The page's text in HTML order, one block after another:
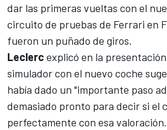
dar las primeras vueltas con el
circuito de pruebas de Ferrari en
fueron un puñado de giros.
Leclercexplicó en la
simulador con el nuevo coche
había dado un "importante paso
demasiado pronto para decir si el
perfectamente con esa valoración.